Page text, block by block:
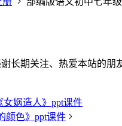
长期关注、热爱本站的朋
娲造人》ppt课件
颜色》ppt课件